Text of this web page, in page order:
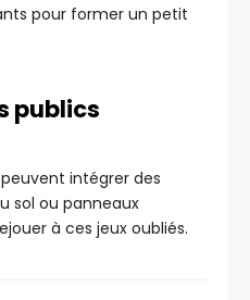
pour former un petit
publics
intégrer des
sol ou panneaux
à ces jeux oubliés.